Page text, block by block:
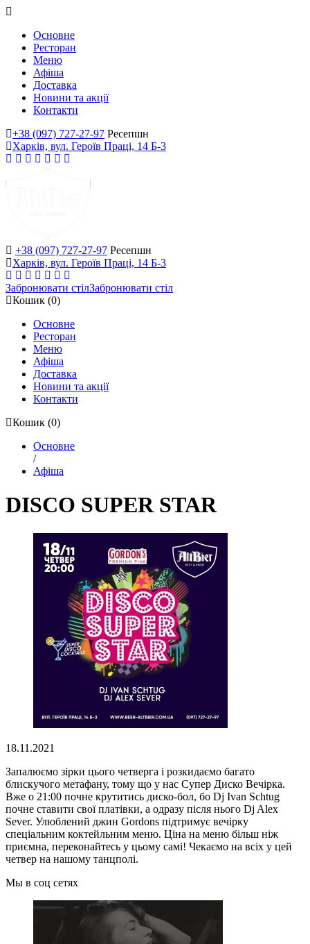
Основне
Ресторан
Меню
Афіша
Доставка
Новини та акції
Контакти
+38 (097) 727-27-97 Ресепшн
Харків, вул. Героїв Праці, 14 Б-3
+38 (097) 727-27-97 Ресепшн
Харків, вул. Героїв Праці, 14 Б-3
Забронювати стілЗабронювати стіл
Кошик (0)
Основне
Ресторан
Меню
Афіша
Доставка
Новини та акції
Контакти
Кошик (0)
Основне
/
Афіша
DISCO SUPER STAR
18.11.2021
Запалюємо зірки цього четверга і розкидаємо багато
блискучого метафану, тому що у нас Супер Диско Вечірка.
Вже о 21:00 почне крутитись диско-бол, бо Dj Ivan Schtug
почне ставити свої платівки, а одразу після нього Dj Alex
Sever. Улюблений джин Gordons підтримує вечірку
спеціальним коктейльним меню. Ціна на меню більш ніж
приємна, переконайтесь у цьому самі! Чекаємо на всіх у цей
четвер на нашому танцполі.
Мы в соц сетях